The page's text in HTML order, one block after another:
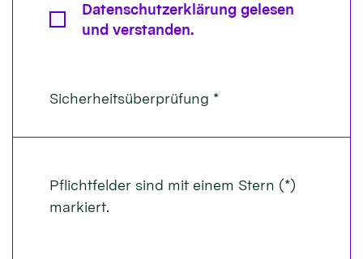
Datenschutzerklärung gelesen
und verstanden.
Sicherheitsüberprüfung *
Pflichtfelder sind mit einem Stern (*)
markiert.